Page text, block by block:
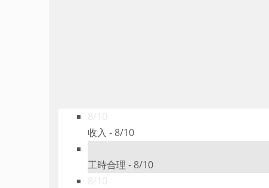
8/10
收入 -8/10
工時合理 - 8/10
8/10